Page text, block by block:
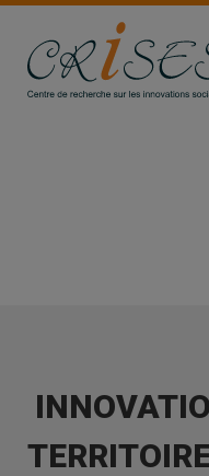
Aller
contenu
principal